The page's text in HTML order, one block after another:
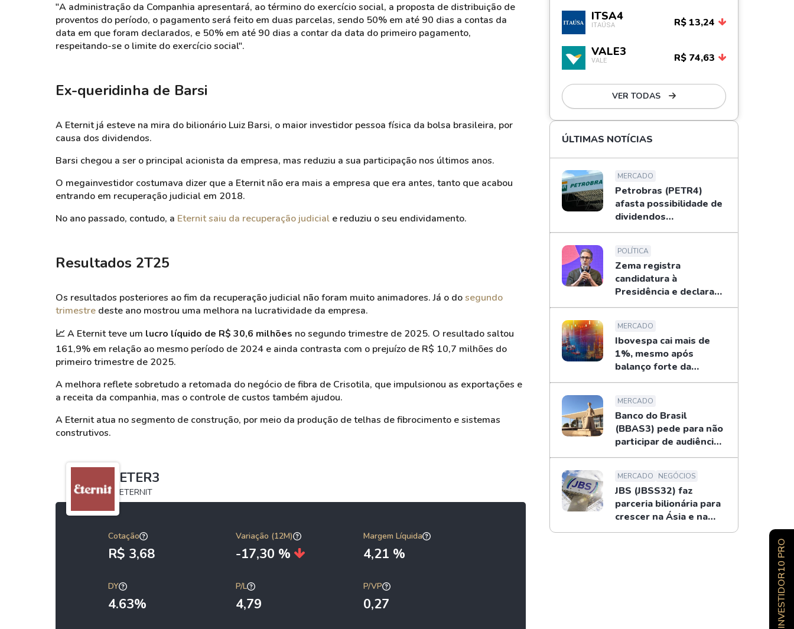
"A administração da Companhia apresentará, ao término do exercício social, a proposta de distribuição de
proventos do período, o pagamento será feito em duas parcelas, sendo 50% em até 90 dias a contas da
data em que foram declarados, e 50% em até 90 dias a contar da data do primeiro pagamento,
respeitando-se o limite do exercício social".
Ex-queridinha de Barsi
A Eternit já esteve na mira do bilionário Luiz Barsi, o maior investidor pessoa física da bolsa brasileira, por
causa dos dividendos.
Barsi chegou a ser o principal acionista da empresa, mas reduziu a sua participação nos últimos anos.
O megainvestidor costumava dizer que a Eternit não era mais a empresa que era antes, tanto que acabou
entrando em recuperação judicial em 2018.
No ano passado, contudo, a Eternit saiu da recuperação judicial e reduziu o seu endividamento.
Resultados 2T25
Os resultados posteriores ao fim da recuperação judicial não foram muito animadores. Já o dosegundo
trimestre deste ano mostrou uma melhora na lucratividade da empresa.
📈A Eternit teve um lucro líquido de R$ 30,6 milhões no segundo trimestre de 2025. O resultado saltou
161,9% em relação ao mesmo período de 2024 e ainda contrasta com o prejuízo de R$ 10,7 milhões do
primeiro trimestre de 2025.
A melhora reflete sobretudo a retomada do negócio de fibra de Crisotila, que impulsionou as exportações e
a receita da companhia, mas o controle de custos também ajudou.
A Eternit atua no segmento de construção, por meio da produção de telhas de fibrocimento e sistemas
construtivos.
ETER3
ETERNIT
Cotação
R$ 3,68
Variação (12M)
-17,30 %
Margem Líquida
4,21 %
DY
4.63%
P/L
4,79
P/VP
0,27
ITSA4
ITAÚSA R$ 13,24
VALE3
VALE R$ 74,63
VER TODAS
ÚLTIMAS NOTÍCIAS
MERCADO
Petrobras (PETR4)
afasta possibilidade de
dividendos
extraordinários em
POLÍTICA
Zema registra
candidatura à
Presidência e declara
patrimônio de R$ 178
MERCADO
Ibovespa cai mais de
1%, mesmo após
balanço forte da
Petrobras
MERCADO
Banco do Brasil
(BBAS3) pede para não
participar de audiência
sobre o BRB; entenda
MERCADO NEGÓCIOS
JBS (JBSS32) faz
parceria bilionária para
crescer na Ásia e na
Oceania
INVESTIDOR10 PRO